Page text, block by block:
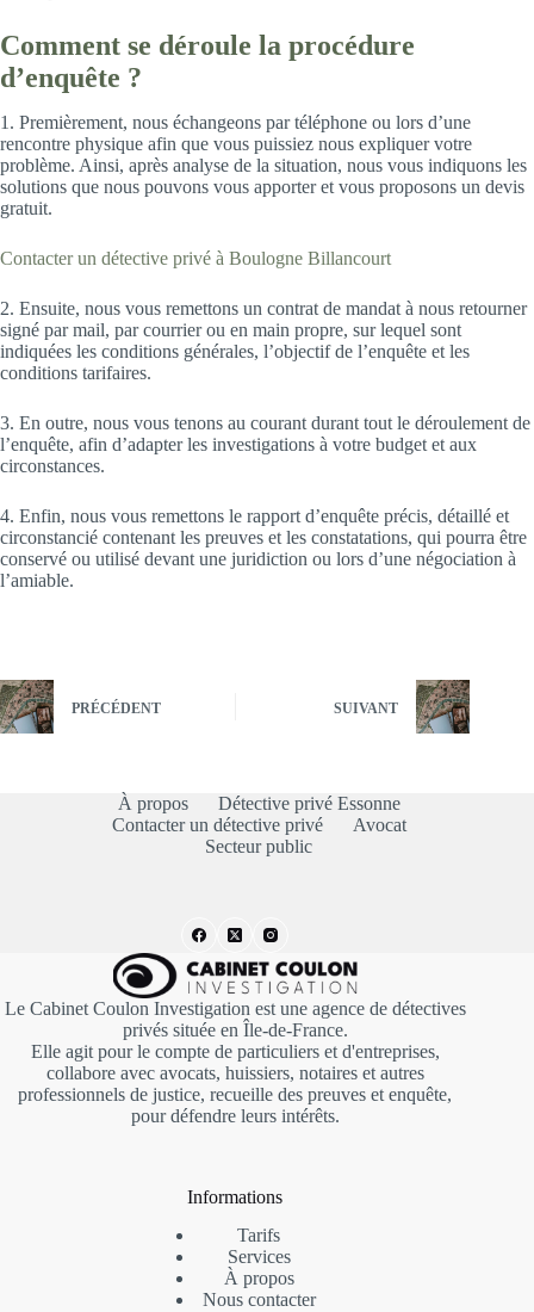
Comment se déroule la procédure
d’enquête ?
1. Premièrement, nous échangeons par téléphone ou lors d’une
rencontre physique afin que vous puissiez nous expliquer votre
problème. Ainsi, après analyse de la situation, nous vous indiquons les
solutions que nous pouvons vous apporter et vous proposons un devis
gratuit.
Contacter un détective privé à Boulogne Billancourt
2. Ensuite, nous vous remettons un contrat de mandat à nous retourner
signé par mail, par courrier ou en main propre, sur lequel sont
indiquées les conditions générales, l’objectif de l’enquête et les
conditions tarifaires.
3. En outre, nous vous tenons au courant durant tout le déroulement de
l’enquête, afin d’adapter les investigations à votre budget et aux
circonstances.
4. Enfin, nous vous remettons le rapport d’enquête précis, détaillé et
circonstancié contenant les preuves et les constatations, qui pourra être
conservé ou utilisé devant une juridiction ou lors d’une négociation à
l’amiable.
PRÉCÉDENT SUIVANT
À propos
Détective privé Essonne
Contacter un détective privé
Avocat
Secteur public
Le Cabinet Coulon Investigation est une agence de détectives
privés située en Île-de-France.
Elle agit pour le compte de particuliers et d'entreprises,
collabore avec avocats, huissiers, notaires et autres
professionnels de justice, recueille des preuves et enquête,
pour défendre leurs intérêts.
Informations
Tarifs
Services
À propos
Nous contacter